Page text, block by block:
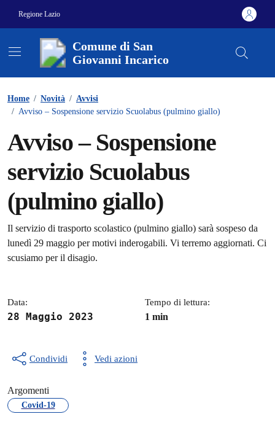
Regione Lazio
Comune di San
Giovanni Incarico
Home / Novità / Avvisi
/ Avviso – Sospensione servizio Scuolabus (pulmino giallo)
Avviso – Sospensione
servizio Scuolabus
(pulmino giallo)
Dettagli della notizia
Il servizio di trasporto scolastico (pulmino giallo) sarà sospeso da
lunedì 29 maggio per motivi inderogabili. Vi terremo aggiornati. Ci
scusiamo per il disagio.
Data:
28 Maggio 2023
Tempo di lettura:
1 min
Condividi Vedi azioni
Argomenti
Covid-19